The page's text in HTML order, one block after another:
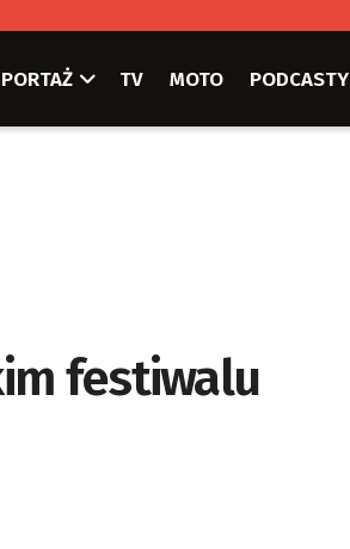
TV MOTO PODCASTY
festiwalu